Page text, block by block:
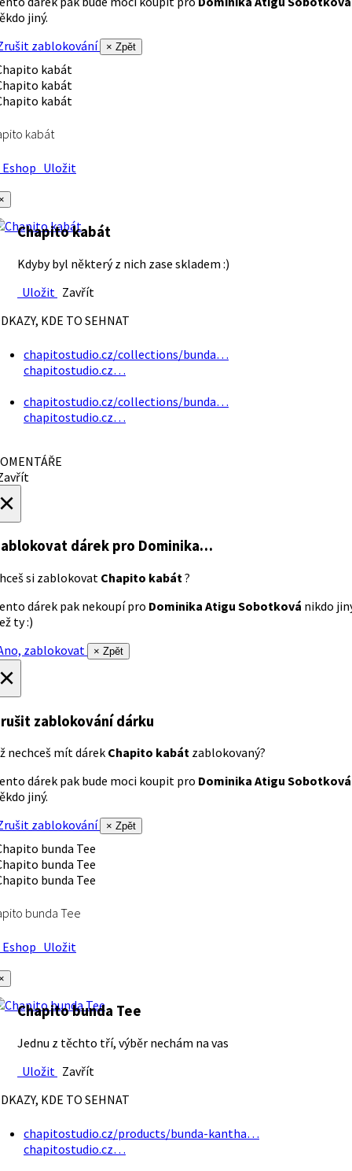
jiný.
zablokování
× Zpět
kabát
Uložit
Chapito kabát
Kdyby byl některý z nich zase skladem :)
Uložit Zavřít
KDE TO SEHNAT
chapitostudio.cz/collections/bunda…
chapitostudio.cz…
chapitostudio.cz/collections/bunda…
chapitostudio.cz…
dárek pro Dominika…
si zablokovat Chapito kabát ?
dárek pak nekoupí pro Dominika Atigu Sobotková nikdo
ty :)
zablokovat
× Zpět
zablokování dárku
nechceš mít dárek Chapito kabát zablokovaný?
dárek pak bude moci koupit pro Dominika Atigu Sobotková
jiný.
zablokování
× Zpět
bunda Tee
Uložit
Chapito bunda Tee
Jednu z těchto tří, výběr nechám na vas
Uložit Zavřít
KDE TO SEHNAT
chapitostudio.cz/products/bunda-kantha…
chapitostudio.cz…